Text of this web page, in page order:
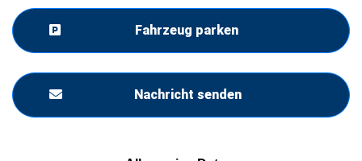
Fahrzeug parken
Nachricht senden